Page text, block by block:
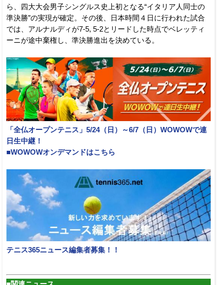
ら、四大大会男子シングルス史上初となる“イタリア人同士の
準決勝”の実現が確定。その後、日本時間４日に行われた試合
では、アルナルディが7-5, 5-2とリードした時点でベレッティ
ーニが途中棄権し、準決勝進出を決めている。
「全仏オープンテニス」5/24（日）～6/7（日）WOWOWで連
日生中継！
■WOWOWオンデマンドはこちら
テニス365ニュース編集者募集！！